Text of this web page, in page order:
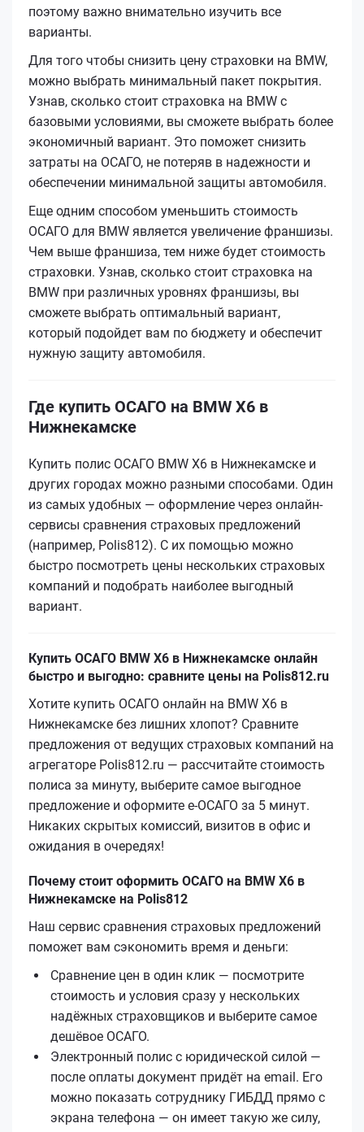
поэтому важно внимательно изучить все
варианты.
Для того чтобы снизить цену страховки на BMW,
можно выбрать минимальный пакет покрытия.
Узнав, сколько стоит страховка на BMW с
базовыми условиями, вы сможете выбрать более
экономичный вариант. Это поможет снизить
затраты на ОСАГО, не потеряв в надежности и
обеспечении минимальной защиты автомобиля.
Еще одним способом уменьшить стоимость
ОСАГО для BMW является увеличение франшизы.
Чем выше франшиза, тем ниже будет стоимость
страховки. Узнав, сколько стоит страховка на
BMW при различных уровнях франшизы, вы
сможете выбрать оптимальный вариант,
который подойдет вам по бюджету и обеспечит
нужную защиту автомобиля.
Где купить ОСАГО на BMW X6 в
Нижнекамске
Купить полис ОСАГО BMW X6 в Нижнекамске и
других городах можно разными способами. Один
из самых удобных — оформление через онлайн-
сервисы сравнения страховых предложений
(например, Polis812). С их помощью можно
быстро посмотреть цены нескольких страховых
компаний и подобрать наиболее выгодный
вариант.
Купить ОСАГО BMW X6 в Нижнекамске онлайн
быстро и выгодно: сравните цены на Polis812.ru
Хотите купить ОСАГО онлайн на BMW X6 в
Нижнекамске без лишних хлопот? Сравните
предложения от ведущих страховых компаний на
агрегаторе Polis812.ru — рассчитайте стоимость
полиса за минуту, выберите самое выгодное
предложение и оформите е‑ОСАГО за 5 минут.
Никаких скрытых комиссий, визитов в офис и
ожидания в очередях!
Почему стоит оформить ОСАГО на BMW X6 в
Нижнекамске на Polis812
Наш сервис сравнения страховых предложений
поможет вам сэкономить время и деньги:
Сравнение цен в один клик — посмотрите
стоимость и условия сразу у нескольких
надёжных страховщиков и выберите самое
дешёвое ОСАГО.
Электронный полис с юридической силой —
после оплаты документ придёт на email. Его
можно показать сотруднику ГИБДД прямо с
экрана телефона — он имеет такую же силу,